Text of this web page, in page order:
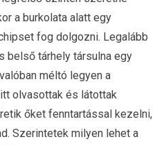
a burkolata alatt egy
fog dolgozni. Legalább
belső tárhely társulna egy
méltó legyen a
olvasottak és látottak
őket fenntartással kezelni,
Szerintetek milyen lehet a